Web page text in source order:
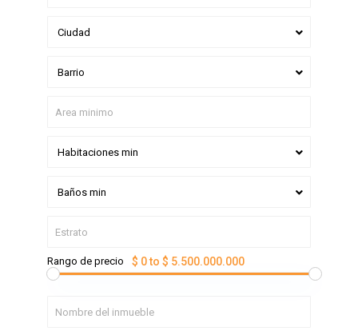
Ciudad
Barrio
Habitaciones min
Baños min
Rango de precio $ 0 to $ 5.500.000.000